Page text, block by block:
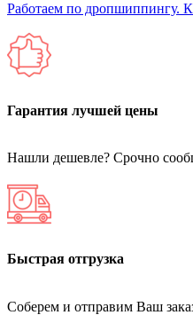
Работаем по дропшиппингу.
Гарантия лучшей цены
Нашли дешевле? Срочно
Быстрая отгрузка
Соберем и отправим Ваш